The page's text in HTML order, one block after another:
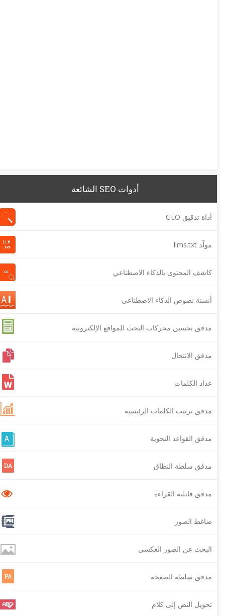
أدوات SEO الشائعة
أداة تدقيق GEO
مولّد llms.txt
كاشف المحتوى بالذكاء الاصطناعي
أنسنة نصوص الذكاء الاصطناعي
مدقق تحسين محركات البحث للمواقع الإلكترونية
مدقق الانتحال
عداد الكلمات
مدقق ترتيب الكلمات الرئيسية
مدقق القواعد النحوية
مدقق سلطة النطاق
مدقق قابلية القراءة
ضاغط الصور
البحث عن الصور العكسي
مدقق سلطة الصفحة
تحويل النص إلى كلام